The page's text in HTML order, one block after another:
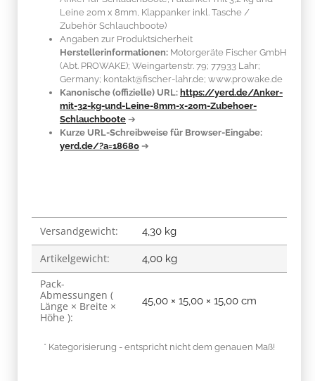
Leine 20m x 8mm, Klappanker inkl. Tasche /
Zubehör Schlauchboote)
Angaben zur Produktsicherheit
Herstellerinformationen: Motorgeräte Fischer GmbH
(Abt. PROWAKE); Weingartenstr. 79; 77933 Lahr;
Germany; kontakt@fischer-lahr.de; www.prowake.de
Kanonische (offizielle) URL: https://yerd.de/Anker-
mit-32-kg-und-Leine-8mm-x-20m-Zubehoer-
Schlauchboote ➔
Kurze URL-Schreibweise für Browser-Eingabe:
yerd.de/?a=18680 ➔
Produkteigenschaft
Wert
Versandgewicht: 4,30 kg
Artikelgewicht: 4,00 kg
Pack-
Abmessungen (
Länge × Breite ×
Höhe ):
45,00 × 15,00 × 15,00 cm
* Kategorisierung - entspricht nicht dem genauen Maß!